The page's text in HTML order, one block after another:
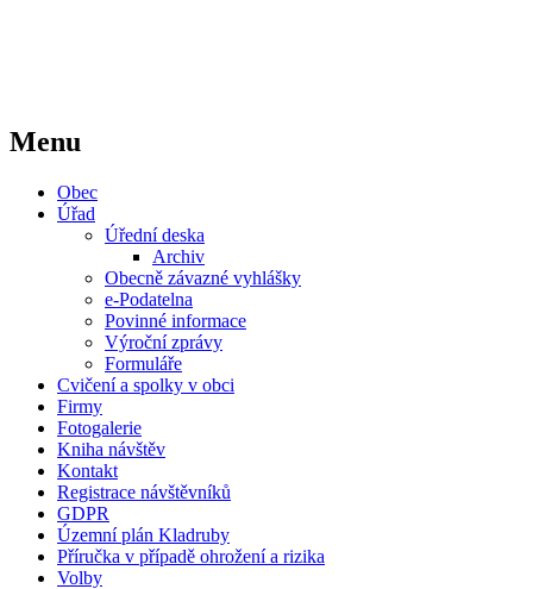
Menu
Obec
Úřad
Úřední deska
Archiv
Obecně závazné vyhlášky
e-Podatelna
Povinné informace
Výroční zprávy
Formuláře
Cvičení a spolky v obci
Firmy
Fotogalerie
Kniha návštěv
Kontakt
Registrace návštěvníků
GDPR
Územní plán Kladruby
Příručka v případě ohrožení a rizika
Volby